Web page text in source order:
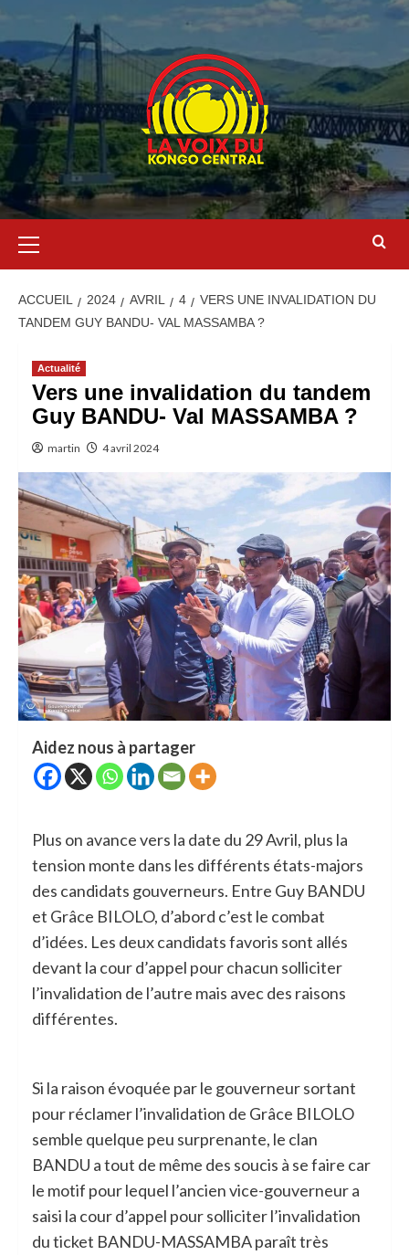
ACCUEIL 2024 AVRIL 4
VERS UNE INVALIDATION DU
TANDEM GUY BANDU- VAL MASSAMBA ?
Actualité
Vers une invalidation du tandem
Guy BANDU- Val MASSAMBA ?
martin 4 avril 2024
Aidez nous à partager
Plus on avance vers la date du 29 Avril, plus la
tension monte dans les différents états-majors
des candidats gouverneurs. Entre Guy BANDU
et Grâce BILOLO, d’abord c’est le combat
d’idées. Les deux candidats favoris sont allés
devant la cour d’appel pour chacun solliciter
l’invalidation de l’autre mais avec des raisons
différentes.
Si la raison évoquée par le gouverneur sortant
pour réclamer l’invalidation de Grâce BILOLO
semble quelque peu surprenante, le clan
BANDU a tout de même des soucis à se faire car
le motif pour lequel l’ancien vice-gouverneur a
saisi la cour d’appel pour solliciter l’invalidation
du ticket BANDU-MASSAMBA paraît très